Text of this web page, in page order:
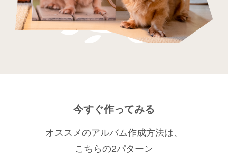
今すぐ作ってみる
オススメのアルバム作成方法は、
こちらの2パターン